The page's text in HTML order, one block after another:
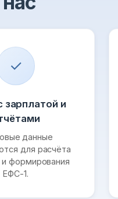
✓
зарплатой и
данные
для расчёта
и формирования
ЕФС-1.